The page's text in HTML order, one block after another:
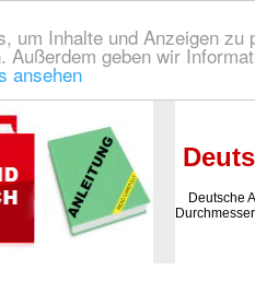
um Inhalte und Anzeigen
Außerdem geben wir
ansehen| Wir finden für Sie das
Deutsche